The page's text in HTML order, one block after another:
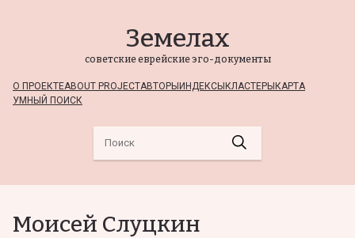
Земелах
советские еврейские эго-документы
О ПРОЕКТЕABOUT PROJECTАВТОРЫ ИНДЕКСЫ КЛАСТЕРЫ КАРТА
УМНЫЙ ПОИСК
Моисей Слуцкин